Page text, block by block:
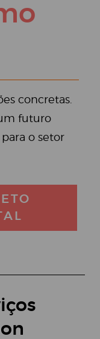
concretas.
futuro
o setor